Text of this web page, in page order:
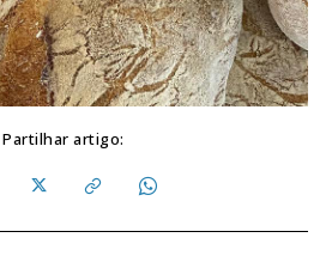
Partilhar artigo: